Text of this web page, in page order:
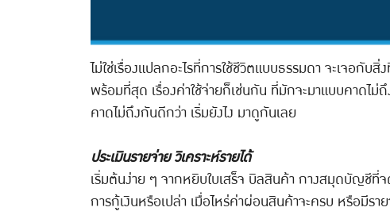
ไม่ใช่เรื่องแปลกอะไรที่การใช้ชีวิตแบบธรรมดา จะเจอกั
พร้อมที่สุด เรื่องค่าใช้จ่ายก็เช่นกัน ที่มักจะมาแบบคาดไม่
คาดไม่ถึงกันดีกว่า เริ่มยังไง มาดูกันเลย
ประเมินรายจ่าย วิเคราะห์รายได้
เริ่มต้นง่าย ๆ จากหยิบใบเสร็จ บิลสินค้า กางสมุดบัญชีที่จด
การกู้เงินหรือเปล่า เมื่อไหร่ค่าผ่อนสินค้าจะครบ หรือมีรา